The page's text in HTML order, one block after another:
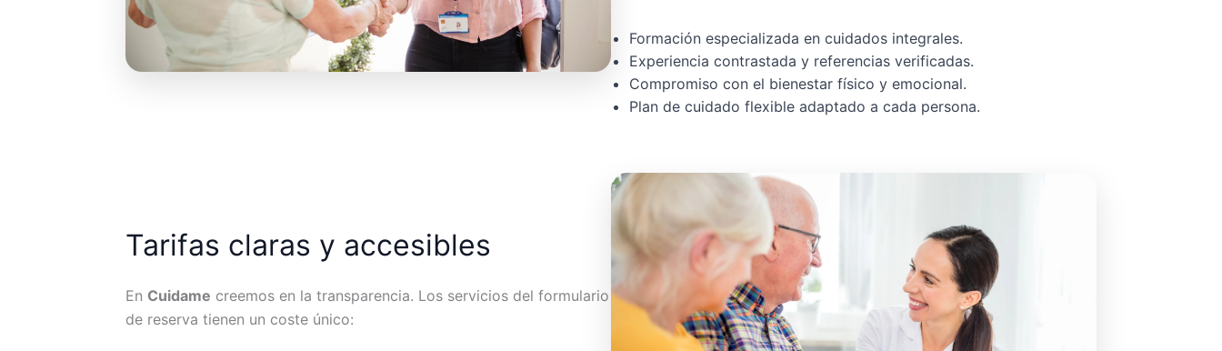
Formación especializada en cuidados integrales.
Experiencia contrastada y referencias verificadas.
Compromiso con el bienestar físico y emocional.
Plan de cuidado flexible adaptado a cada persona.
Tarifas claras y accesibles
En Cuidame creemos en la transparencia. Los servicios del formulario
de reserva tienen un coste único: